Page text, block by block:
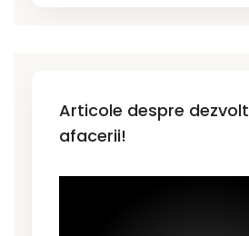
Articole despre
afacerii!